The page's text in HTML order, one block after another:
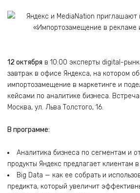
12 октября в 10:00 эксперты digital-
завтрак в офисе Яндекса, на котором
импортозамещение в маркетинге и
кейсами по аналитике бизнеса.
Москва, ул. Льва Толстого, 16.
В программе:
Аналитика бизнеса по сегментам и
продукты Яндекс предлагает клиентам
Big Data — как ее собрать и
предикта, который увеличит